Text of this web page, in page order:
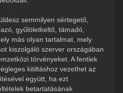
semmilyen sértegető,
gyűlöletkeltő, támadó,
más olyan tartalmat, mely
kiszolgáló szerver országában
törvényeket. A fentiek
kitiltáshoz vezethet az
együtt, ha ezt
betartatásának